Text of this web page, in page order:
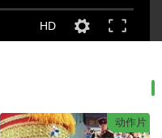
HD
动作片